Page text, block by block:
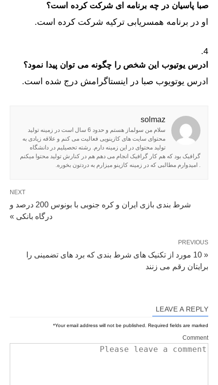
صبا پاسیان در چه برنامه ای شرکت کرده است؟
او در برنامه همسریابی ترکیه شرکت کرده است.
ادرس یوتیوب این شخص را چگونه می توان پیدا نمود؟
ادرس یوتویوب صبا در اینستاگرامش درج شده است.
solmaz
سلام من سولماز هستم و حدود 6 سال است در زمینه تولید
محتوای سایت های کازینویی فعالیت می کنم و علاقه زیادی به
تولید محتوای در این زمینه دارم. رشته تحصیلیم در دانشگاه
گرافیک بود که هم کار گرافیک انجام می دهم هم در کنارش تولید محتوا میکنم
. امیدوارم مطالبی که در زمینه کازینو میزارم به دردتون بخوره.
NEXT
شرط بندی بازی ایران و کره جنوبی با بونوس 200 درصد و
درگاه بانکی »
PREVIOUS
« 10 مورد از تکنیک های شرط بندی که برد های تضمینی را
برایتان رقم می زنند
LEAVE A REPLY
Your email address will not be published. Required fields are marked
*
Comment